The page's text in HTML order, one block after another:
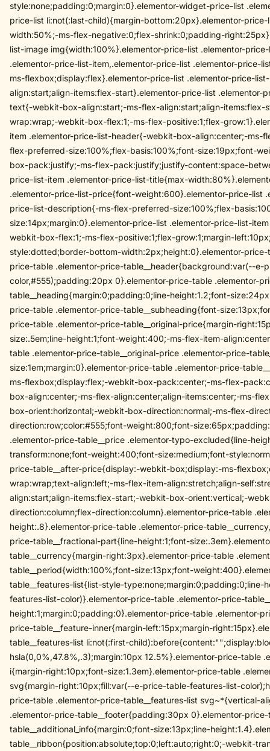
style:none;padding:0;margin:0}.elementor-widget-price-list
price-list li:not(:last-child){margin-bottom:20px}.elementor-
width:50%;-ms-flex-negative:0;flex-shrink:0;padding-
list-image img{width:100%}.elementor-price-list .elementor-
.elementor-price-list-item,.elementor-price-list .elementor-
ms-flexbox;display:flex}.elementor-price-list .elementor-price-
align:start;align-items:flex-start}.elementor-price-list .elementor-
text{-webkit-box-align:start;-ms-flex-align:start;align-items:flex-
wrap:wrap;-webkit-box-flex:1;-ms-flex-positive:1;flex-
item .elementor-price-list-header{-webkit-box-align:center;-ms-
flex-preferred-size:100%;flex-basis:100%;font-size:19px;font-
box-pack:justify;-ms-flex-pack:justify;justify-content:space-
price-list-item .elementor-price-list-title{max-
.elementor-price-list-price{font-weight:600}.elementor-price-list
price-list-description{-ms-flex-preferred-size:100%;flex-
size:14px;margin:0}.elementor-price-list .elementor-price-list-
webkit-box-flex:1;-ms-flex-positive:1;flex-grow:1;margin-
style:dotted;border-bottom-width:2px;height:0}.elementor-
price-table .elementor-price-table__header{background:var(--
color,#555);padding:20px 0}.elementor-price-table .elementor-
table__heading{margin:0;padding:0;line-height:1.2;font-
price-table .elementor-price-table__subheading{font-
price-table .elementor-price-table__original-price{margin-
size:.5em;line-height:1;font-weight:400;-ms-flex-item-
table .elementor-price-table__original-price .elementor-price-
size:1em;margin:0}.elementor-price-table .elementor-price-
ms-flexbox;display:flex;-webkit-box-pack:center;-ms-flex-
box-align:center;-ms-flex-align:center;align-items:center;-ms-
box-orient:horizontal;-webkit-box-direction:normal;-ms-flex-
direction:row;color:#555;font-weight:800;font-
.elementor-price-table__price .elementor-typo-excluded{line-
transform:none;font-weight:400;font-size:medium;font-
price-table__after-price{display:-webkit-box;display:-ms-
wrap:wrap;text-align:left;-ms-flex-item-align:stretch;align-
align:start;align-items:flex-start;-webkit-box-orient:vertical;-
direction:column;flex-direction:column}.elementor-price-table
height:.8}.elementor-price-table .elementor-price-
price-table__fractional-part{line-height:1;font-
table__currency{margin-right:3px}.elementor-price-table
table__period{width:100%;font-size:13px;font-
table__features-list{list-style-type:none;margin:0;padding:0;line-
features-list-color)}.elementor-price-table .elementor-price-
height:1;margin:0;padding:0}.elementor-price-table .elementor-
price-table__feature-inner{margin-left:15px;margin-
table__features-list li:not(:first-
hsla(0,0%,47.8%,.3);margin:10px 12.5%}.elementor-price-table
i{margin-right:10px;font-size:1.3em}.elementor-price-table
svg{margin-right:10px;fill:var(--e-price-table-features-list-
price-table .elementor-price-table__features-list svg~*{vertical-
.elementor-price-table__footer{padding:30px 0}.elementor-
table__additional_info{margin:0;font-size:13px;line-
table__ribbon{position:absolute;top:0;left:auto;right:0;-webkit-